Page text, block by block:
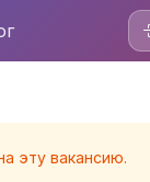
эту вакансию.